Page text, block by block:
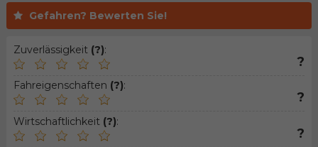
Gefahren? Bewerten Sie!
Zuverlässigkeit (?):
?
Fahreigenschaften (?):
?
Wirtschaftlichkeit (?):
?